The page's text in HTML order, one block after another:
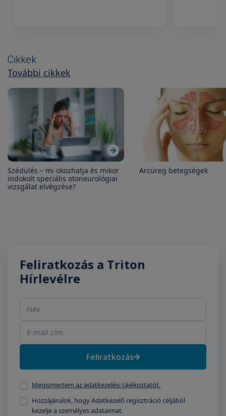
Cikkek
További cikkek
Szédülés – mi okozhatja és mikor
indokolt speciális otoneurológiai
vizsgálat elvégzése?
Arcüreg betegségek
Feliratkozás a Triton
Hírlevélre
Feliratkozás
Megismertem az adatkezelési tájékoztatót.
Hozzájárulok, hogy Adatkezelő regisztráció céljából
kezelje a személyes adataimat.